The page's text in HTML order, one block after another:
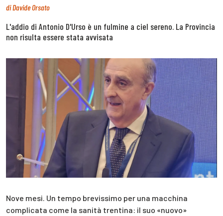
diDavide Orsato
L'addio di Antonio D'Urso è un fulmine a ciel sereno. La Provincia
non risulta essere stata avvisata
Nove mesi. Un tempo brevissimo per una macchina
complicata come la sanità trentina: il suo «nuovo»